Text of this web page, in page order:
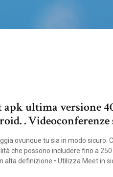
apk ultima versione
. Videoconferenze
ovunque tu sia in modo sicuro.
che possono includere fino a
alta definizione • Utilizza Meet in